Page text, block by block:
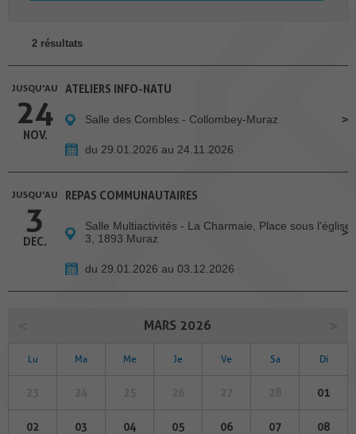
2 résultats
JUSQU'AU
24
NOV.
ATELIERS INFO-NATU
Salle des Combles - Collombey-Muraz
du 29.01.2026 au 24.11.2026
JUSQU'AU
3
DEC.
REPAS COMMUNAUTAIRES
Salle Multiactivités - La Charmaie, Place sous l'église
3, 1893 Muraz
du 29.01.2026 au 03.12.2026
MARS 2026
Lu Ma Me Je Ve Sa Di
01
02 03 04 05 06 07 08